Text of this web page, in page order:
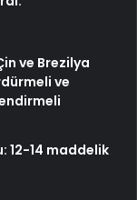
ve Brezilya
ve
12-14 maddelik